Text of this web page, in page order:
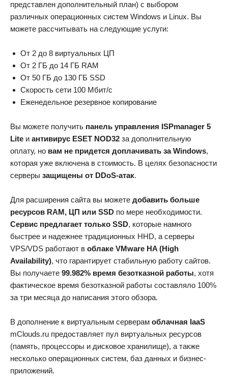
представлен дополнительный план) с выбором
различных операционных систем Windows и Linux. Вы
можете рассчитывать на следующие услуги:
От 2 до 8 виртуальных ЦП
От 2 ГБ до 14 ГБ RAM
От 50 ГБ до 130 ГБ SSD
Скорость сети 100 Мбит/с
Еженедельное резервное копирование
Вы можете получить панель управления ISPmanager 5
Lite и антивирус ESET NOD32 за дополнительную
оплату, но вам не придется доплачивать за Windows,
которая уже включена в стоимость. В целях безопасности
серверы защищены от DDoS-атак.
Для расширения сайта вы можете добавить больше
ресурсов RAM, ЦП или SSD по мере необходимости.
Сервис предлагает только SSD, которые намного
быстрее и надежнее традиционных HHD, а серверы
VPS/VDS работают в облаке VMware HA (High
Availability), что гарантирует стабильную работу сайтов.
Вы получаете 99.982% время безотказной работы, хотя
фактическое время безотказной работы составляло 100%
за три месяца до написания этого обзора.
В дополнение к виртуальным серверам облачная IaaS
mClouds.ru предоставляет пул виртуальных ресурсов
(память, процессоры и дисковое хранилище), а также
несколько операционных систем, баз данных и бизнес-
приложений.